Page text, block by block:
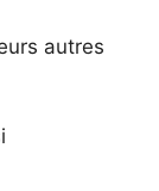
autres